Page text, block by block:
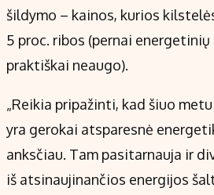
šildymo – kainos, kurios
5 proc. ribos (pernai energetinių
praktiškai neaugo).
„Reikia pripažinti, kad šiuo
yra gerokai atsparesnė
anksčiau. Tam pasitarnauja ir
iš atsinaujinančios energijos